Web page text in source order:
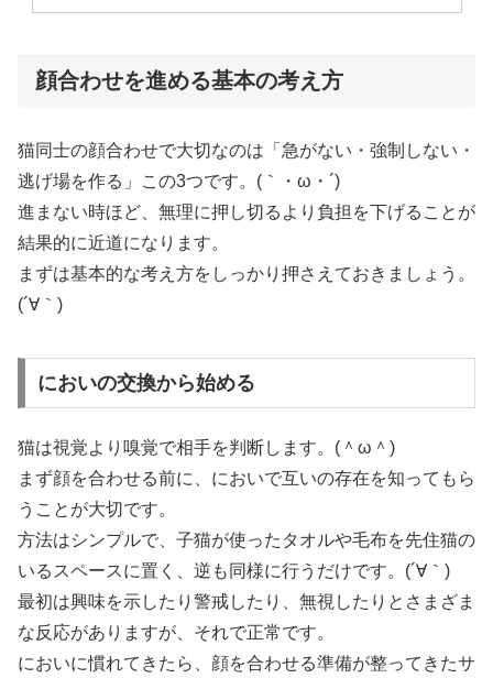
顔合わせを進める基本の考え方
猫同士の顔合わせで大切なのは「急がない・強制しない・
逃げ場を作る」この3つです。(｀・ω・´)
進まない時ほど、無理に押し切るより負担を下げることが
結果的に近道になります。
まずは基本的な考え方をしっかり押さえておきましょう。
(´∀｀)
においの交換から始める
猫は視覚より嗅覚で相手を判断します。(＾ω＾)
まず顔を合わせる前に、においで互いの存在を知ってもら
うことが大切です。
方法はシンプルで、子猫が使ったタオルや毛布を先住猫の
いるスペースに置く、逆も同様に行うだけです。(´∀｀)
最初は興味を示したり警戒したり、無視したりとさまざま
な反応がありますが、それで正常です。
においに慣れてきたら、顔を合わせる準備が整ってきたサ